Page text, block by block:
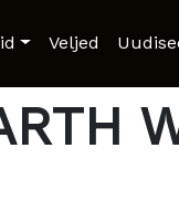
Veljed
/ BLUEARTH